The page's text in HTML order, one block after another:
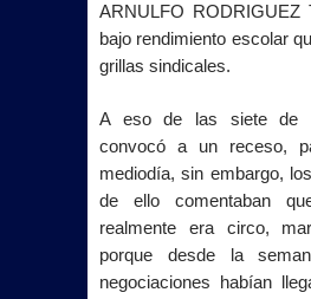
ARNULFO RODRIGUEZ
bajo rendimiento escolar
grillas sindicales.
A eso de las siete de
convocó a un receso,
mediodía, sin embargo,
de ello comentaban
realmente era circo,
porque desde la
negociaciones habían